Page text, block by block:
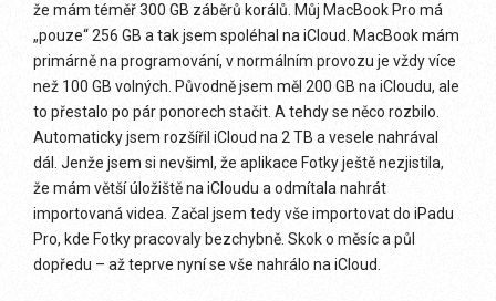
že mám téměř 300 GB záběrů korálů. Můj MacBook Pro má
„pouze“ 256 GB a tak jsem spoléhal na iCloud. MacBook mám
primárně na programování, v normálním provozu je vždy více
než 100 GB volných. Původně jsem měl 200 GB na iCloudu, ale
to přestalo po pár ponorech stačit. A tehdy se něco rozbilo.
Automaticky jsem rozšířil iCloud na 2 TB a vesele nahrával
dál. Jenže jsem si nevšiml, že aplikace Fotky ještě nezjistila,
že mám větší úložiště na iCloudu a odmítala nahrát
importovaná videa. Začal jsem tedy vše importovat do iPadu
Pro, kde Fotky pracovaly bezchybně. Skok o měsíc a půl
dopředu – až teprve nyní se vše nahrálo na iCloud.